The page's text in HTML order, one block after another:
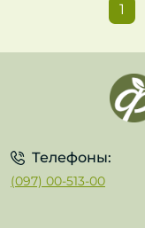
1
Телефоны:
(097) 00-513-00